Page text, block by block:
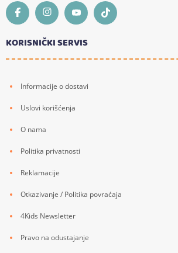
KORISNIČKI SERVIS
Informacije o dostavi
Uslovi korišćenja
O nama
Politika privatnosti
Reklamacije
Otkazivanje / Politika povraćaja
4Kids Newsletter
Pravo na odustajanje